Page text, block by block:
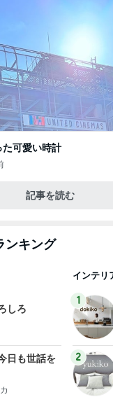
可愛い時計
記事を読む
ンキング
しろ
日も世話を
インテリ
1
2